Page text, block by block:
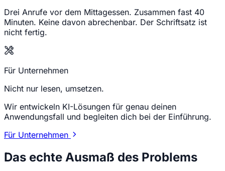
Drei Anrufe vor dem Mittagessen. Zusammen fast 40
Minuten. Keine davon abrechenbar. Der Schriftsatz ist
nicht fertig.
Für Unternehmen
Nicht nur lesen, umsetzen.
Wir entwickeln KI-Lösungen für genau deinen
Anwendungsfall und begleiten dich bei der Einführung.
Für Unternehmen
Das echte Ausmaß des Problems